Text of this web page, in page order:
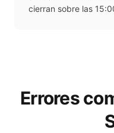
cierran sobre las
Errores